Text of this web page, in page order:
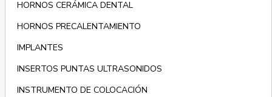
HORNOS CERÁMICA DENTAL
HORNOS PRECALENTAMIENTO
IMPLANTES
INSERTOS PUNTAS ULTRASONIDOS
INSTRUMENTO DE COLOCACIÓN